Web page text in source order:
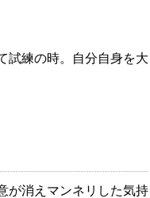
試練の時。自分自身を大
が消えマンネリした気持